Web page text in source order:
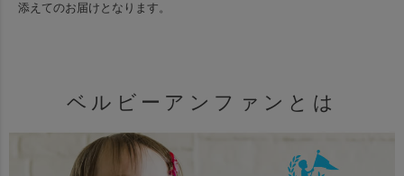
添えてのお届けとなります。
ベルビーアンファンとは